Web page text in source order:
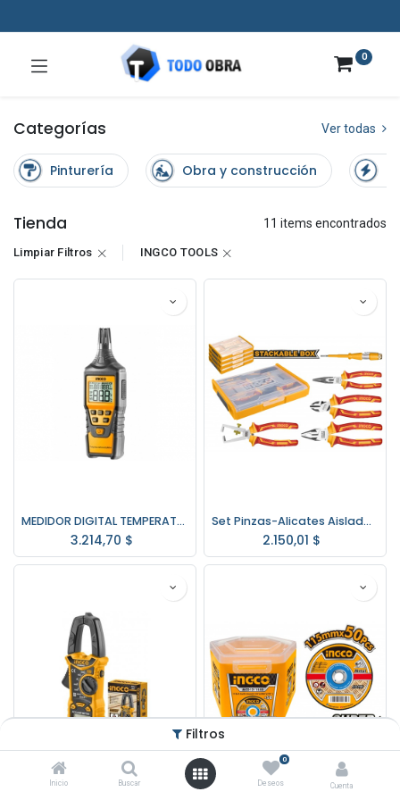
Filtros
Inicio Buscar
0
Deseos Cuenta
0
Categorías Ver todas
Pinturería Obra y construcción
Tienda 11 items encontrados
Limpiar Filtros INGCO TOOLS
MEDIDOR DIGITAL TEMPERATURA HUMEDAD INGCO HETHT01
3.214,70 $
Set Pinzas-Alicates Aislados Electricista Ingco HKTV01P051
2.150,01 $